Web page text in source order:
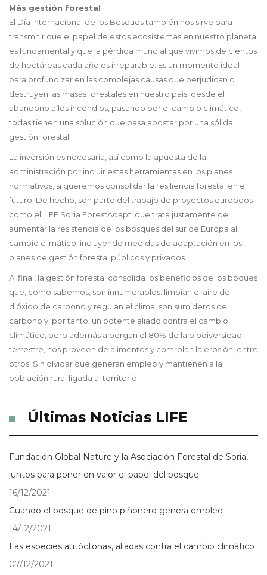
Más gestión forestal
El Día Internacional de los Bosques también nos sirve para
transmitir que el papel de estos ecosistemas en nuestro planeta
es fundamental y que la pérdida mundial que vivimos de cientos
de hectáreas cada año es irreparable. Es un momento ideal
para profundizar en las complejas causas que perjudican o
destruyen las masas forestales en nuestro país: desde el
abandono a los incendios, pasando por el cambio climático,
todas tienen una solución que pasa apostar por una sólida
gestión forestal.
La inversión es necesaria, así como la apuesta de la
administración por incluir estas herramientas en los planes
normativos, si queremos consolidar la resiliencia forestal en el
futuro. De hecho, son parte del trabajo de proyectos europeos
como el LIFE Soria ForestAdapt, que trata justamente de
aumentar la resistencia de los bosques del sur de Europa al
cambio climático, incluyendo medidas de adaptación en los
planes de gestión forestal públicos y privados.
Al final, la gestión forestal consolida los beneficios de los boques
que, como sabemos, son innumerables: limpian el aire de
dióxido de carbono y regulan el clima, son sumideros de
carbono y, por tanto, un potente aliado contra el cambio
climático, pero además albergan el 80% de la biodiversidad
terrestre, nos proveen de alimentos y controlan la erosión, entre
otros. Sin olvidar que generan empleo y mantienen a la
población rural ligada al territorio.
Últimas Noticias LIFE
Fundación Global Nature y la Asociación Forestal de Soria,
juntos para poner en valor el papel del bosque
16/12/2021
Cuando el bosque de pino piñonero genera empleo
14/12/2021
Las especies autóctonas, aliadas contra el cambio climático
07/12/2021